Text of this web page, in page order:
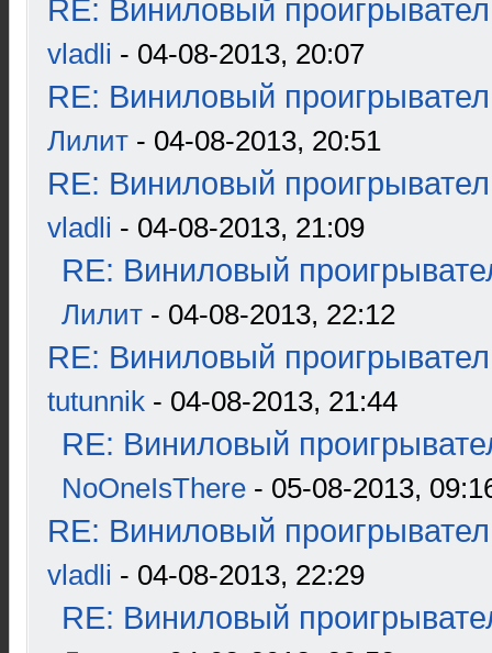
RE: Виниловый
vladli - 04-08-2013, 20:07
RE: Виниловый
Лилит - 04-08-2013, 20:51
RE: Виниловый
vladli - 04-08-2013, 21:09
RE: Виниловый
Лилит - 04-08-2013, 22:12
RE: Виниловый
tutunnik - 04-08-2013, 21:44
RE: Виниловый
NoOneIsThere - 05-08-2013,
RE: Виниловый
vladli - 04-08-2013, 22:29
RE: Виниловый